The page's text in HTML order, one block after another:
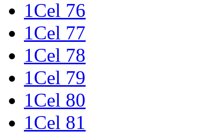
1Cel 76
1Cel 77
1Cel 78
1Cel 79
1Cel 80
1Cel 81